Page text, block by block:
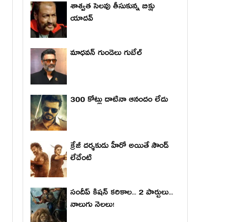
శాశ్వత సెలవు తీసుకున్న బిక్షు
యాదవ్
మాధ‌వ‌న్ గుండెలు గుబేల్‌
300 కోట్లు దాటినా ఆనందం లేదు
క్రేజీ దర్శకుడు హీరో అయితే సౌండ్
లేదేంటి
సందీప్ కిషన్ కరికాల... 2 పార్టులు...
నాలుగు నెలలు!